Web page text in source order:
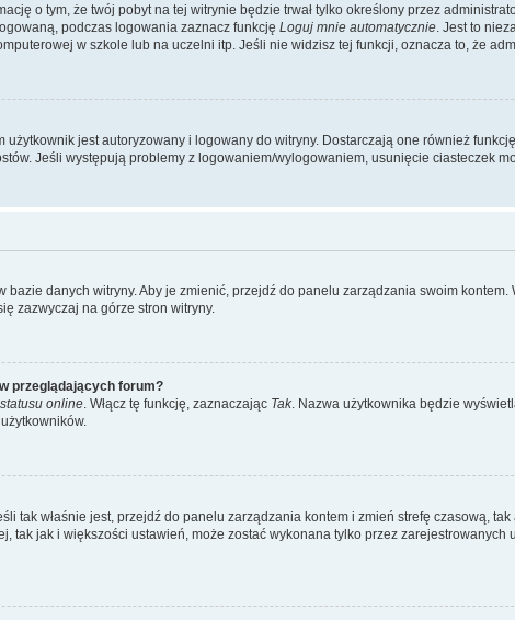
o tym, że twój pobyt na tej witrynie będzie trwał tylko określony przez
podczas logowania zaznacz funkcję Loguj mnie automatycznie . Jest to
w szkole lub na uczelni itp. Jeśli nie widzisz tej funkcji, oznacza to, że
jest autoryzowany i logowany do witryny. Dostarczają one również
Jeśli występują problemy z logowaniem/wylogowaniem, usunięcie ciasteczek
danych witryny. Aby je zmienić, przejdź do panelu zarządzania swoim kontem.
zazwyczaj na górze stron witryny.
przeglądających forum?
online . Włącz tę funkcję, zaznaczając Tak. Nazwa użytkownika będzie
tak właśnie jest, przejdź do panelu zarządzania kontem i zmień strefę czasową, tak
tak jak i większości ustawień, może zostać wykonana tylko przez zarejestrowanych